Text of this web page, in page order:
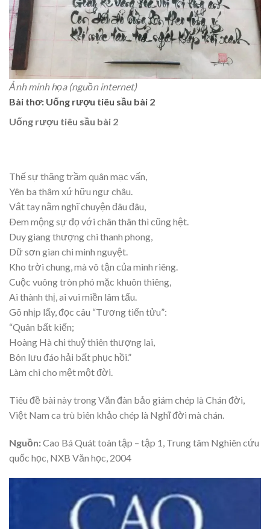
Ảnh minh họa (nguồn internet)
Bài thơ: Uống rượu tiêu sầu bài 2
Uống rượu tiêu sầu bài 2
Thế sự thăng trầm quân mạc vấn,
Yên ba thâm xứ hữu ngư châu.
Vắt tay nằm nghĩ chuyện đâu đâu,
Ðem mộng sự đọ với chân thân thì cũng hệt.
Duy giang thượng chi thanh phong,
Dữ sơn gian chi minh nguyệt.
Kho trời chung, mà vô tận của mình riêng.
Cuộc vuông tròn phó mặc khuôn thiêng,
Ai thành thị, ai vui miền lâm tẩu.
Gõ nhịp lấy, đọc câu “Tương tiến tửu”:
“Quân bất kiến;
Hoàng Hà chi thuỷ thiên thượng lai,
Bôn lưu đáo hải bất phục hồi.”
Làm chi cho mệt một đời.
Tiêu đề bài này trong Văn đàn bảo giám chép là Chán đời,
Việt Nam ca trù biên khảo chép là Nghĩ đời mà chán.
Nguồn:Cao Bá Quát toàn tập – tập 1, Trung tâm Nghiên cứu
quốc học, NXB Văn học, 2004